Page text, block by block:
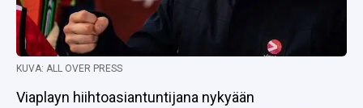
KUVA: ALL OVER PRESS
Viaplayn hiihtoasiantuntijana nykyään